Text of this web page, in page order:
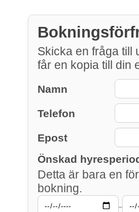
Skicka en fråga till
får en kopia till din
Namn
Telefon
Epost
Önskad
Detta är bara en
bokning.
–